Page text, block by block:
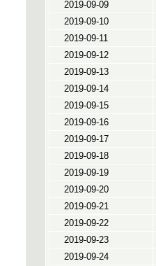
2019-09-09
2019-09-10
2019-09-11
2019-09-12
2019-09-13
2019-09-14
2019-09-15
2019-09-16
2019-09-17
2019-09-18
2019-09-19
2019-09-20
2019-09-21
2019-09-22
2019-09-23
2019-09-24